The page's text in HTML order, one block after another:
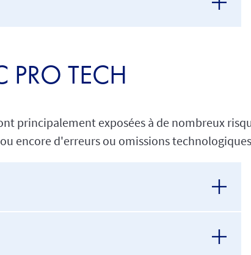
TECH
principalement exposées à de nombreux
encore d'erreurs ou omissions